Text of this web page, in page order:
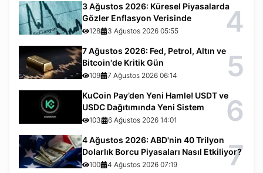
3 Ağustos 2026: Küresel Piyasalarda
Gözler Enflasyon Verisinde
128 3 Ağustos 2026 05:55 4
7 Ağustos 2026: Fed, Petrol, Altın ve
Bitcoin'de Kritik Gün
109 7 Ağustos 2026 06:14 5
KuCoin Pay’den Yeni Hamle! USDT ve
USDC Dağıtımında Yeni Sistem
103 6 Ağustos 2026 14:01 6
4 Ağustos 2026: ABD'nin 40 Trilyon
Dolarlık Borcu Piyasaları Nasıl Etkiliyor?
100 4 Ağustos 2026 07:19 7